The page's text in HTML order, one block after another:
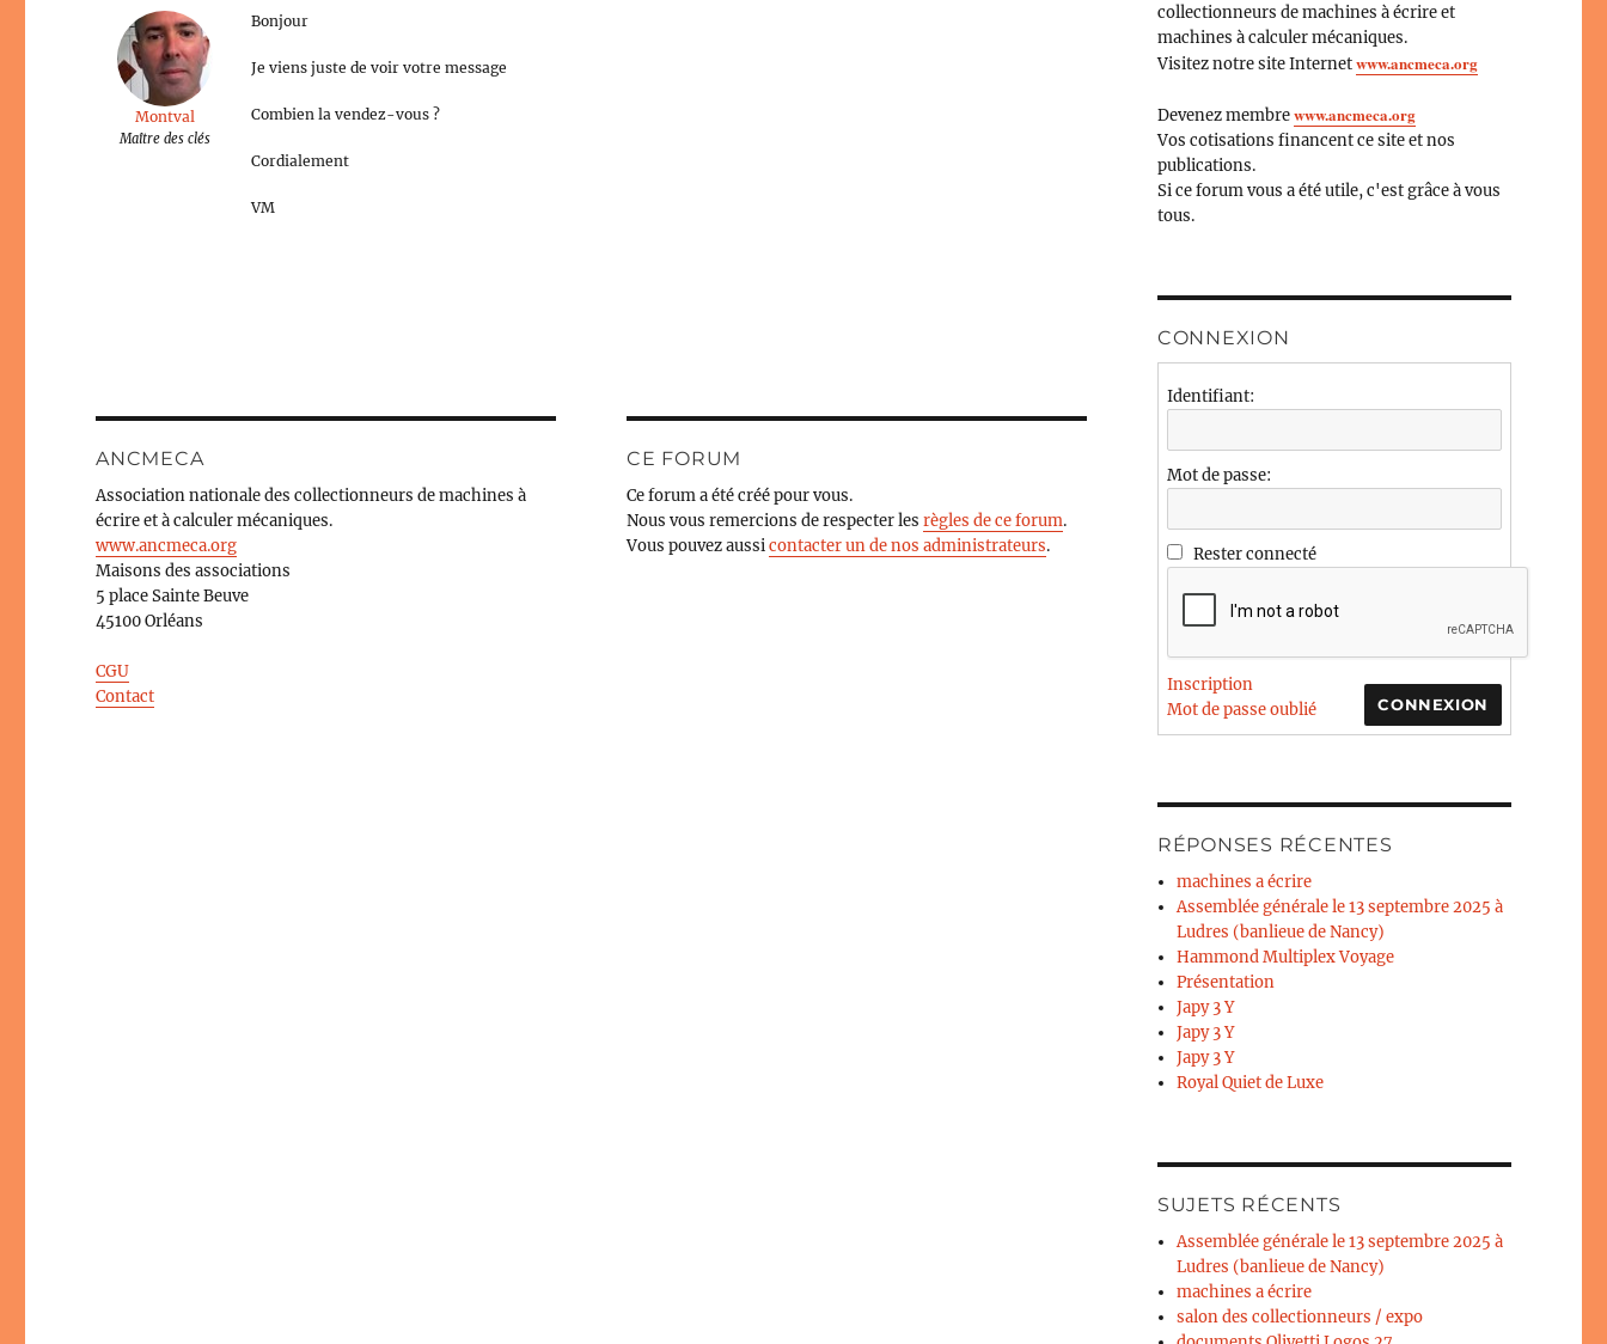
Montval
Maître des clés
Bonjour
Je viens juste de voir votre message
Combien la vendez-vous ?
Cordialement
VM
ANCMECA
Association nationale des collectionneurs de machines à
écrire et à calculer mécaniques.
www.ancmeca.org
Maisons des associations
5 place Sainte Beuve
45100 Orléans
CGU
Contact
CE FORUM
Ce forum a été créé pour vous.
Nous vous remercions de respecter lesrègles de ce forum.
Vous pouvez aussicontacter un de nos administrateurs.
collectionneurs de machines à écrire et
machines à calculer mécaniques.
Visitez notre site Internetwww.ancmeca.org
Devenez membrewww.ancmeca.org
Vos cotisations financent ce site et nos
publications.
Si ce forum vous a été utile, c'est grâce à vous
tous.
CONNEXION
Identifiant:
Mot de passe:
Rester connecté
CONNEXION
Inscription
Mot de passe oublié
RÉPONSES RÉCENTES
machines a écrire
Assemblée générale le 13 septembre 2025 à
Ludres (banlieue de Nancy)
Hammond Multiplex Voyage
Présentation
Japy 3 Y
Japy 3 Y
Japy 3 Y
Royal Quiet de Luxe
SUJETS RÉCENTS
Assemblée générale le 13 septembre 2025 à
Ludres (banlieue de Nancy)
machines a écrire
salon des collectionneurs / expo